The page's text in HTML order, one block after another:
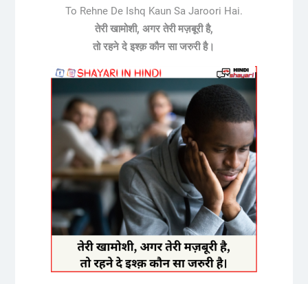
To Rehne De Ishq Kaun Sa Jaroori Hai.
तेरी खामोशी, अगर तेरी मज़बूरी है,
तो रहने दे इश्क़ कौन सा जरुरी है।